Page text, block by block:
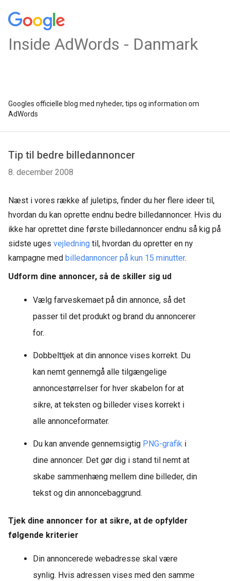
Inside AdWords - Danmark
Googles officielle blog med nyheder, tips og information om
AdWords
Tip til bedre billedannoncer
8. december 2008
Næst i vores række af juletips, finder du her flere ideer til,
hvordan du kan oprette endnu bedre billedannoncer. Hvis du
ikke har oprettet dine første billedannoncer endnu så kig på
sidste uges vejledning til, hvordan du opretter en ny
kampagne med billedannoncer på kun 15 minutter.
Udform dine annoncer, så de skiller sig ud
Vælg farveskemaet på din annonce, så det
passer til det produkt og brand du annoncerer
for.
Dobbelttjek at din annonce vises korrekt. Du
kan nemt gennemgå alle tilgængelige
annoncestørrelser for hver skabelon for at
sikre, at teksten og billeder vises korrekt i
alle annonceformater.
Du kan anvende gennemsigtig PNG-grafik i
dine annoncer. Det gør dig i stand til nemt at
skabe sammenhæng mellem dine billeder, din
tekst og din annoncebaggrund.
Tjek dine annoncer for at sikre, at de opfylder
følgende kriterier
Din annoncerede webadresse skal være
synlig. Hvis adressen vises med den samme